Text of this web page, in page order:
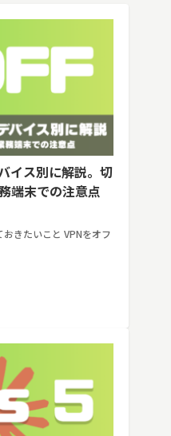
イス別に解説。切
端末での注意点
きたいこと VPNをオフ